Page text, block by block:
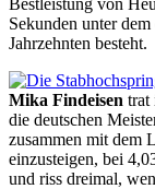
Sekunden unter
Jahrzehnten besteht.
Mika Findeisen trat
die deutschen
zusammen mit dem
einzusteigen, bei
und riss dreimal,